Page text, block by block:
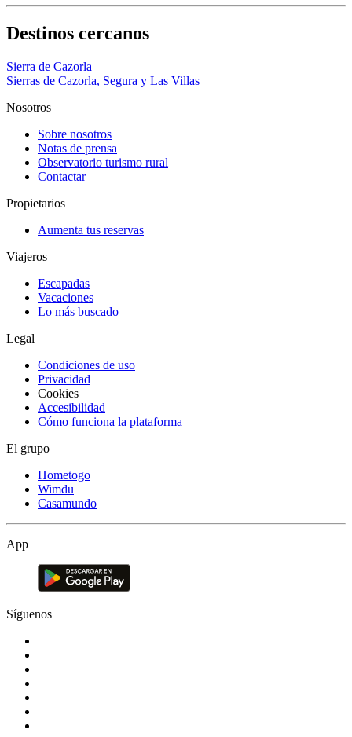
Destinos cercanos
Sierra de Cazorla
Sierras de Cazorla, Segura y Las Villas
Nosotros
Sobre nosotros
Notas de prensa
Observatorio turismo rural
Contactar
Propietarios
Aumenta tus reservas
Viajeros
Escapadas
Vacaciones
Lo más buscado
Legal
Condiciones de uso
Privacidad
Cookies
Accesibilidad
Cómo funciona la plataforma
El grupo
Hometogo
Wimdu
Casamundo
App
Síguenos